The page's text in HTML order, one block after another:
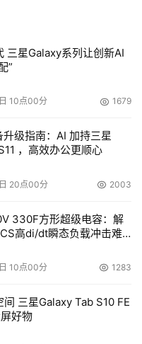
三星Galaxy系列让创新AI
”
10点00分 1679
升级指南：AI 加持三星
，高效办公更顺心
20点00分 2003
330F方形超级电容：解
高di/dt瞬态负载冲击难
10点00分 1283
间 三星Galaxy Tab S10 FE
好物